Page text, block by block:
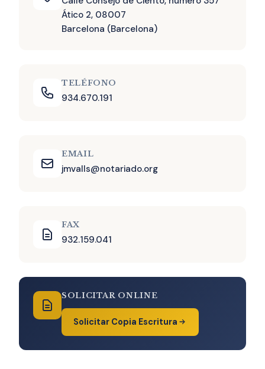
Ático 2, 08007
Barcelona (Barcelona)
TELÉFONO
934.670.191
EMAIL
jmvalls@notariado.org
FAX
932.159.041
SOLICITAR ONLINE
Solicitar Copia Escritura